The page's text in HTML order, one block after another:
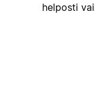
helposti